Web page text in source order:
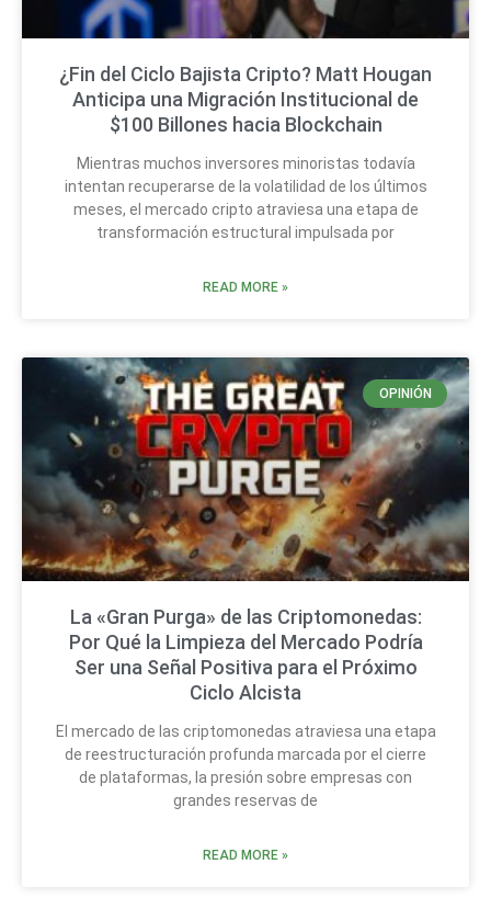
¿Fin del Ciclo Bajista Cripto? Matt Hougan
Anticipa una Migración Institucional de
$100 Billones hacia Blockchain
Mientras muchos inversores minoristas todavía
intentan recuperarse de la volatilidad de los últimos
meses, el mercado cripto atraviesa una etapa de
transformación estructural impulsada por
READ MORE »
OPINIÓN
La «Gran Purga» de las Criptomonedas:
Por Qué la Limpieza del Mercado Podría
Ser una Señal Positiva para el Próximo
Ciclo Alcista
El mercado de las criptomonedas atraviesa una etapa
de reestructuración profunda marcada por el cierre
de plataformas, la presión sobre empresas con
grandes reservas de
READ MORE »